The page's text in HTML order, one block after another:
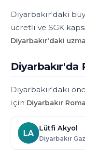
Diyarbakır'daki
ücretli ve SGK
Diyarbakır'daki
Diyarbakır'daki
için Diyarbakır
LA
Lütfi Akyol